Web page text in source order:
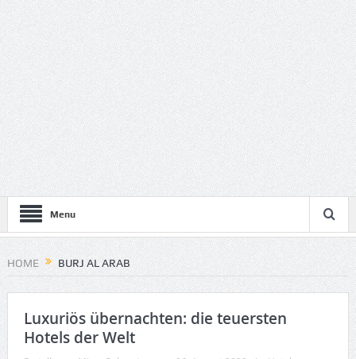
Menu
HOME BURJ AL ARAB
Luxuriös übernachten: die teuersten
Hotels der Welt